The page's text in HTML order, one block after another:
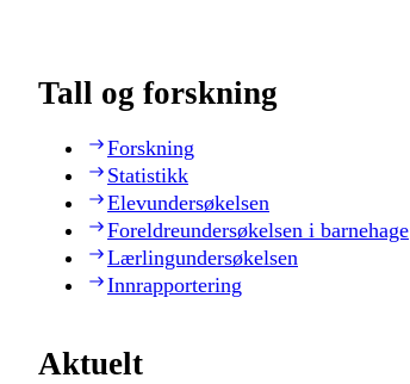
Tall og forskning
Forskning
Statistikk
Elevundersøkelsen
Foreldreundersøkelsen i barnehage
Lærlingundersøkelsen
Innrapportering
Aktuelt